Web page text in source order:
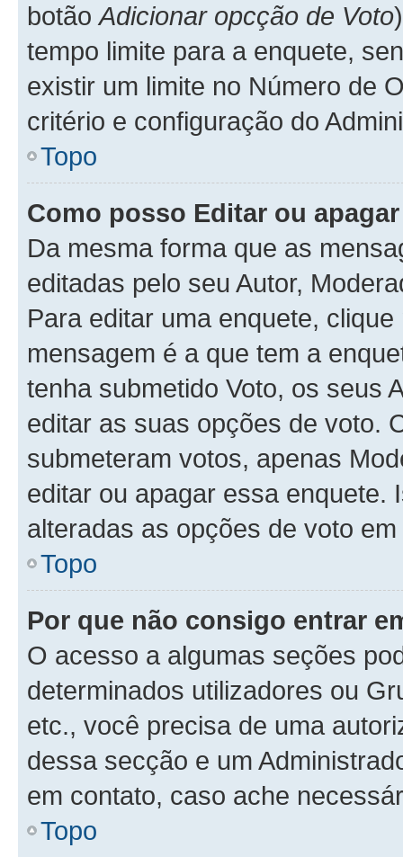
botãoAdicionar opcção de Voto
tempo limite para a enquete,
existir um limite no Número de
critério e configuração do
Topo
Como posso Editar ou
Da mesma forma que as
editadas pelo seu Autor,
Para editar uma enquete,
mensagem é a que tem a
tenha submetido Voto, os seus
editar as suas opções de voto.
submeteram votos, apenas
editar ou apagar essa enquete.
alteradas as opções de voto
Topo
Por que não consigo entrar
O acesso a algumas seções
determinados utilizadores ou
etc., você precisa de uma
dessa secção e um
em contato, caso ache
Topo